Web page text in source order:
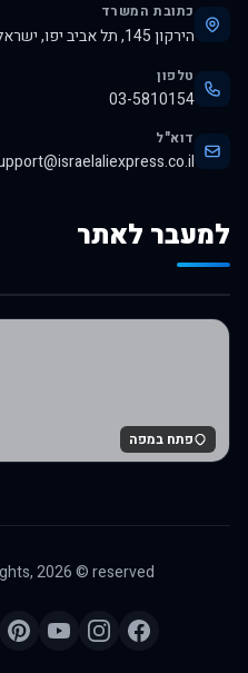
כתובת המשרד
הירקון 145, תל אביב יפו, ישראל, 6345313
טלפון
03-5810154
דוא"ל
למעבר לאתר
לרכישה באלי אקספרס
פתח במפה
2026© reserved